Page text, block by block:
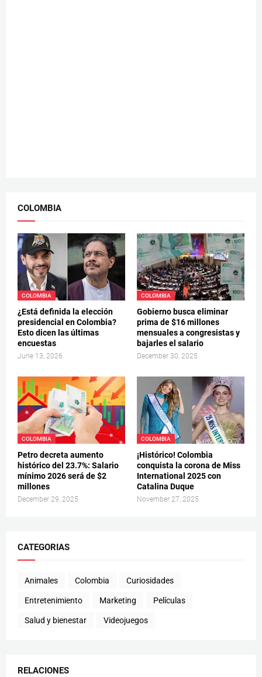
COLOMBIA
COLOMBIA
¿Está definida la elección
presidencial en Colombia?
Esto dicen las últimas
encuestas
June 13, 2026
COLOMBIA
Gobierno busca eliminar
prima de $16 millones
mensuales a congresistas y
bajarles el salario
December 30, 2025
COLOMBIA
Petro decreta aumento
histórico del 23.7%: Salario
mínimo 2026 será de $2
millones
December 29, 2025
COLOMBIA
¡Histórico! Colombia
conquista la corona de Miss
International 2025 con
Catalina Duque
November 27, 2025
CATEGORIAS
Animales Colombia Curiosidades
Entretenimiento Marketing Películas
Salud y bienestar Videojuegos
RELACIONES